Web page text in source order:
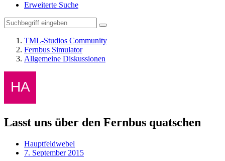
Erweiterte Suche
TML-Studios Community
Fernbus Simulator
Allgemeine Diskussionen
Lasst uns über den Fernbus quatschen
Hauptfeldwebel
7. September 2015